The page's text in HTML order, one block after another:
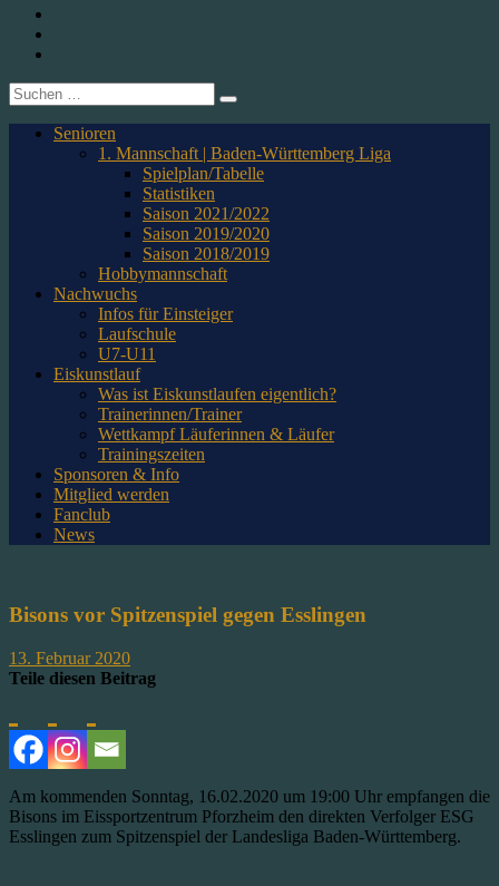
1. CfR Pforzheim 1896 e.V. – Abteilung Eishockey
Suche
nach:
Senioren
1. Mannschaft | Baden-Württemberg Liga
Spielplan/Tabelle
Statistiken
Saison 2021/2022
Saison 2019/2020
Saison 2018/2019
Hobbymannschaft
Nachwuchs
Infos für Einsteiger
Laufschule
U7-U11
Eiskunstlauf
Was ist Eiskunstlaufen eigentlich?
Trainerinnen/Trainer
Wettkampf Läuferinnen & Läufer
Trainingszeiten
Sponsoren & Info
Mitglied werden
Fanclub
News
Bisons vor Spitzenspiel gegen Esslingen
13. Februar 2020
Teile diesen Beitrag
Am kommenden Sonntag, 16.02.2020 um 19:00 Uhr empfangen die
Bisons im Eissportzentrum Pforzheim den direkten Verfolger ESG
Esslingen zum Spitzenspiel der Landesliga Baden-Württemberg.